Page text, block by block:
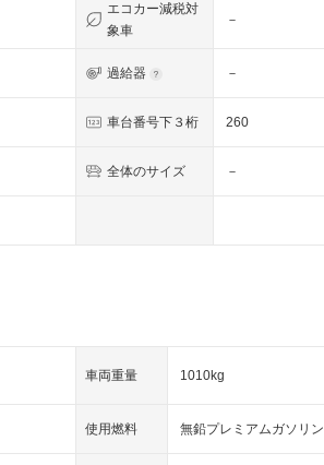
エコカー減税対
象車
－
過給器 －
車台番号下３桁 260
全体のサイズ －
車両重量 1010kg
使用燃料 無鉛プレミアムガソリン